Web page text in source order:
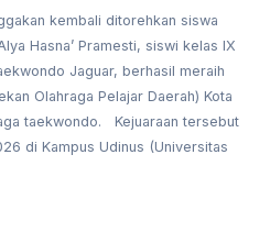
kembali ditorehkan siswa
Hasna’ Pramesti, siswi kelas IX
Jaguar, berhasil meraih
Olahraga Pelajar Daerah) Kota
taekwondo. Kejuaraan tersebut
di Kampus Udinus (Universitas